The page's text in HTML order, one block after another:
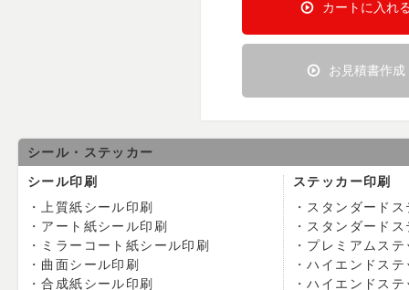
お見積書作成
カートに入れ
シール・ステッカー
シール印刷
上質紙シール印刷
アート紙シール印刷
ミラーコート紙シール印刷
曲面シール印刷
合成紙シール印刷
ステッカー印刷
スタンダード
スタンダード
プレミアムステ
ハイエンドステ
ハイエンドス